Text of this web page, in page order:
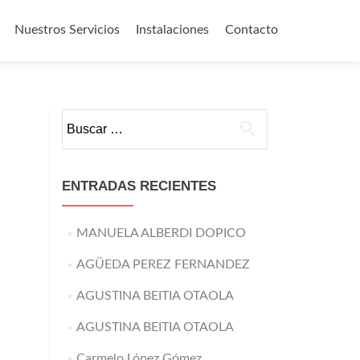
Nuestros Servicios Instalaciones Contacto
ENTRADAS RECIENTES
MANUELA ALBERDI DOPICO
AGÜEDA PEREZ FERNANDEZ
AGUSTINA BEITIA OTAOLA
AGUSTINA BEITIA OTAOLA